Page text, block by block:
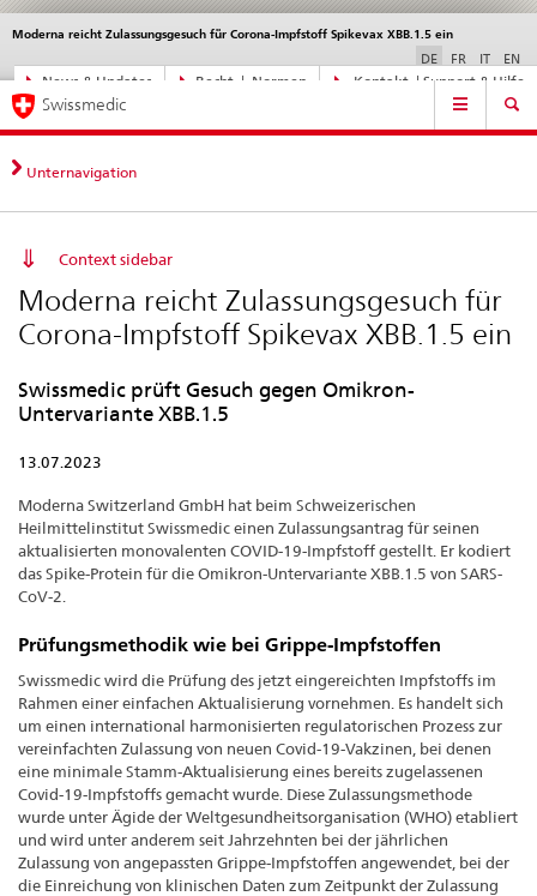
Direktnavigation
News,
Rechtsgrundlagen,
News & Updates Recht | Normen Kontakt | Support & Hilfe
Moderna reicht Zulassungsgesuch für Corona-Impfstoff Spikevax XBB.1.5 ein
Sprachwahl
DE FR IT EN
Service
Hauptnavigation
Swissmedic
Unternavigation
Context sidebar
Moderna reicht Zulassungsgesuch für
Corona-Impfstoff Spikevax XBB.1.5 ein
Swissmedic prüft Gesuch gegen Omikron-
Untervariante XBB.1.5
13.07.2023
Moderna Switzerland GmbH hat beim Schweizerischen
Heilmittelinstitut Swissmedic einen Zulassungsantrag für seinen
aktualisierten monovalenten COVID-19-Impfstoff gestellt. Er kodiert
das Spike-Protein für die Omikron-Untervariante XBB.1.5 von SARS-
CoV-2.
Prüfungsmethodik wie bei Grippe-Impfstoffen
Swissmedic wird die Prüfung des jetzt eingereichten Impfstoffs im
Rahmen einer einfachen Aktualisierung vornehmen. Es handelt sich
um einen international harmonisierten regulatorischen Prozess zur
vereinfachten Zulassung von neuen Covid-19-Vakzinen, bei denen
eine minimale Stamm-Aktualisierung eines bereits zugelassenen
Covid-19-Impfstoffs gemacht wurde. Diese Zulassungsmethode
wurde unter Ägide der Weltgesundheitsorganisation (WHO) etabliert
und wird unter anderem seit Jahrzehnten bei der jährlichen
Zulassung von angepassten Grippe-Impfstoffen angewendet, bei der
die Einreichung von klinischen Daten zum Zeitpunkt der Zulassung